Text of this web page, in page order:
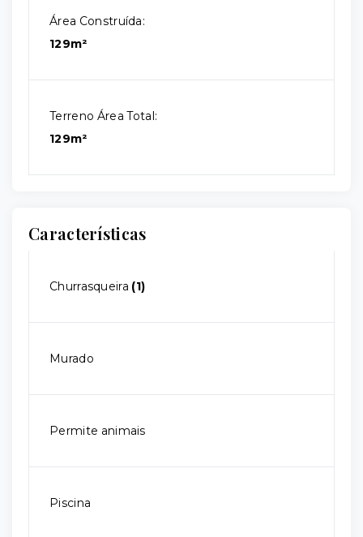
Área Construída:
129m²
Terreno Área Total:
129m²
Características
Churrasqueira (1)
Murado
Permite animais
Piscina